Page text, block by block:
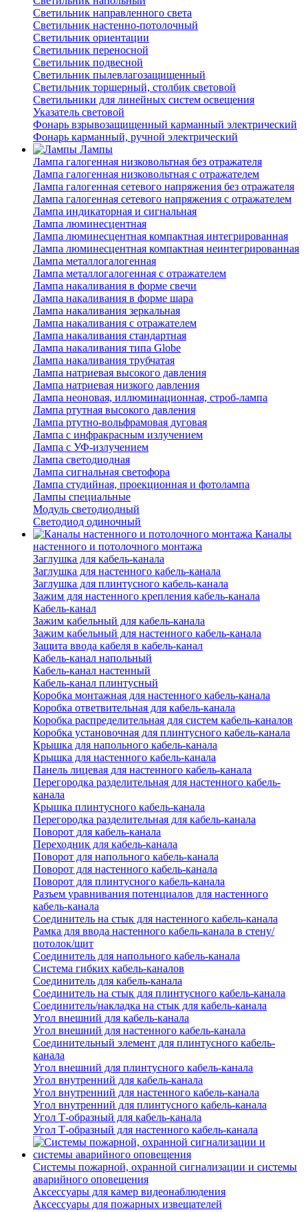
Светильник направленного света
Светильник настенно-потолочный
Светильник ориентации
Светильник переносной
Светильник подвесной
Светильник пылевлагозащищенный
Светильник торшерный, столбик световой
Светильники для линейных систем освещения
Указатель световой
Фонарь взрывозащищенный карманный электрический
Фонарь карманный, ручной электрический
Лампы
Лампа галогенная низковольтная без отражателя
Лампа галогенная низковольтная с отражателем
Лампа галогенная сетевого напряжения без отражателя
Лампа галогенная сетевого напряжения с отражателем
Лампа индикаторная и сигнальная
Лампа люминесцентная
Лампа люминесцентная компактная интегрированная
Лампа люминесцентная компактная неинтегрированная
Лампа металлогалогенная
Лампа металлогалогенная с отражателем
Лампа накаливания в форме свечи
Лампа накаливания в форме шара
Лампа накаливания зеркальная
Лампа накаливания с отражателем
Лампа накаливания стандартная
Лампа накаливания типа Globe
Лампа накаливания трубчатая
Лампа натриевая высокого давления
Лампа натриевая низкого давления
Лампа неоновая, иллюминационная, строб-лампа
Лампа ртутная высокого давления
Лампа ртутно-вольфрамовая дуговая
Лампа с инфракрасным излучением
Лампа с УФ-излучением
Лампа светодиодная
Лампа сигнальная светофора
Лампа студийная, проекционная и фотолампа
Лампы специальные
Модуль светодиодный
Светодиод одиночный
Каналы
настенного и потолочного монтажа
Заглушка для кабель-канала
Заглушка для настенного кабель-канала
Заглушка для плинтусного кабель-канала
Зажим для настенного крепления кабель-канала
Кабель-канал
Зажим кабельный для кабель-канала
Зажим кабельный для настенного кабель-канала
Защита ввода кабеля в кабель-канал
Кабель-канал напольный
Кабель-канал настенный
Кабель-канал плинтусный
Коробка монтажная для настенного кабель-канала
Коробка ответвительная для кабель-канала
Коробка распределительная для систем кабель-каналов
Коробка установочная для плинтусного кабель-канала
Крышка для напольного кабель-канала
Крышка для настенного кабель-канала
Панель лицевая для настенного кабель-канала
Перегородка разделительная для настенного кабель-
канала
Крышка плинтусного кабель-канала
Перегородка разделительная для кабель-канала
Поворот для кабель-канала
Переходник для кабель-канала
Поворот для напольного кабель-канала
Поворот для настенного кабель-канала
Поворот для плинтусного кабель-канала
Разъем уравнивания потенциалов для настенного
кабель-канала
Соединитель на стык для настенного кабель-канала
Рамка для ввода настенного кабель-канала в стену/
потолок/щит
Соединитель для напольного кабель-канала
Система гибких кабель-каналов
Соединитель для кабель-канала
Соединитель на стык для плинтусного кабель-канала
Соединитель/накладка на стык для кабель-канала
Угол внешний для кабель-канала
Угол внешний для настенного кабель-канала
Соединительный элемент для плинтусного кабель-
канала
Угол внешний для плинтусного кабель-канала
Угол внутренний для кабель-канала
Угол внутренний для настенного кабель-канала
Угол внутренний для плинтусного кабель-канала
Угол Т-образный для кабель-канала
Угол Т-образный для настенного кабель-канала
Системы пожарной, охранной сигнализации и системы
аварийного оповещения
Аксессуары для камер видеонаблюдения
Аксессуары для пожарных извещателей